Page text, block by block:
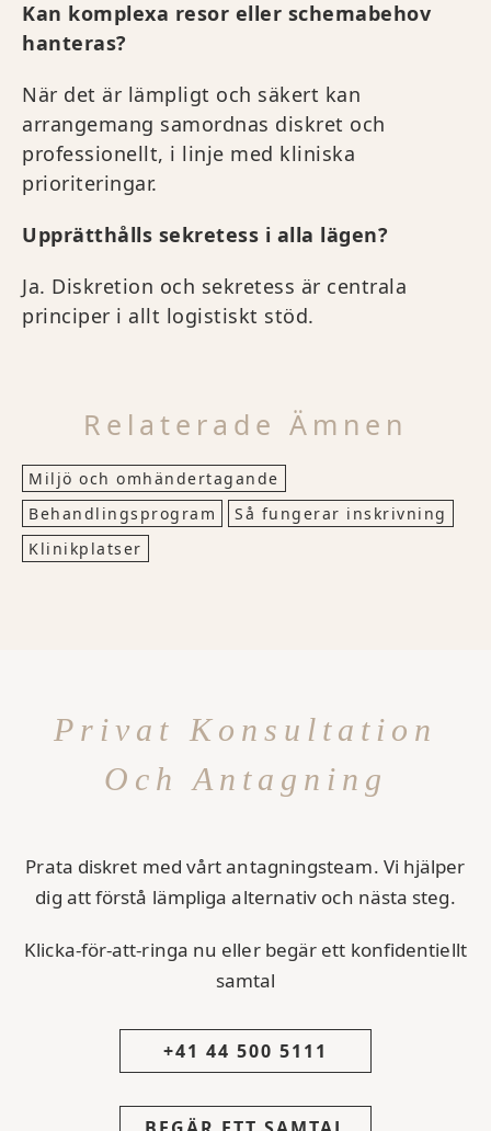
Kan komplexa resor eller schemabehov
hanteras?
När det är lämpligt och säkert kan
arrangemang samordnas diskret och
professionellt, i linje med kliniska
prioriteringar.
Upprätthålls sekretess i alla lägen?
Ja. Diskretion och sekretess är centrala
principer i allt logistiskt stöd.
Relaterade Ämnen
Miljö och omhändertagande
Behandlingsprogram
Så fungerar inskrivning
Klinikplatser
Privat Konsultation
Och Antagning
Prata diskret med vårt antagningsteam. Vi hjälper
dig att förstå lämpliga alternativ och nästa steg.
Klicka-för-att-ringa nu eller begär ett konfidentiellt
samtal
+41 44 500 5111